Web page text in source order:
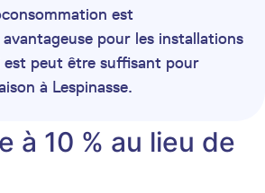
est
pour les installations
est peut être suffisant pour
à Lespinasse.
à 10 % au lieu de